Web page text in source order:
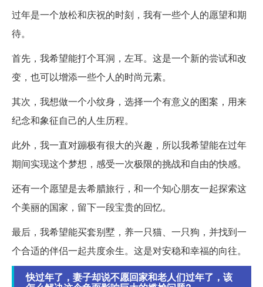
过年是一个放松和庆祝的时刻，我有一些个人的愿望和期
待。
首先，我希望能打个耳洞，左耳。这是一个新的尝试和改
变，也可以增添一些个人的时尚元素。
其次，我想做一个小纹身，选择一个有意义的图案，用来
纪念和象征自己的人生历程。
此外，我一直对蹦极有很大的兴趣，所以我希望能在过年
期间实现这个梦想，感受一次极限的挑战和自由的快感。
还有一个愿望是去希腊旅行，和一个知心朋友一起探索这
个美丽的国家，留下一段宝贵的回忆。
最后，我希望能买套别墅，养一只猫、一只狗，并找到一
个合适的伴侣一起共度余生。这是对安稳和幸福的向往。
快过年了，妻子却说不愿回家和老人们过年了，该